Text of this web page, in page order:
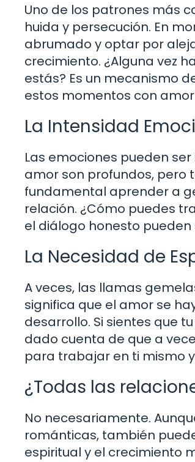
Uno de los patrones más
huida y persecución. En
abrumado y optar por
crecimiento. ¿Alguna vez
estás? Es un mecanismo
estos momentos con
La Intensidad
Las emociones pueden
amor son profundos, pero
fundamental aprender a
relación. ¿Cómo puedes
el diálogo honesto
La Necesidad de
A veces, las llamas
significa que el amor se
desarrollo. Si sientes que
dado cuenta de que a
para trabajar en ti mismo
¿Todas las
No necesariamente.
románticas, también
espiritual y el crecimiento